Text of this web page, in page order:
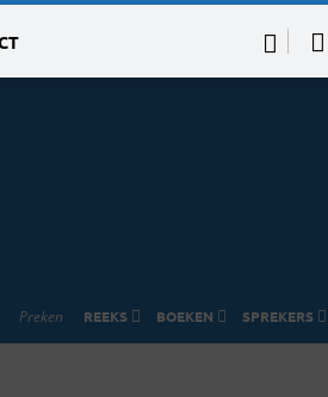
Preken REEKS BOEKEN SPREKERS